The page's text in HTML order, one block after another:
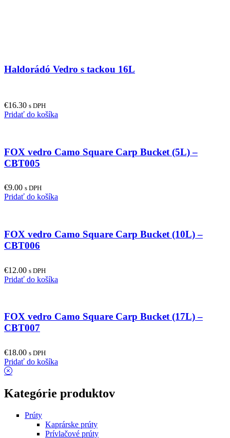
Haldorádó Vedro s tackou 16L
€16.30 s DPH
Pridať do košíka
FOX vedro Camo Square Carp Bucket (5L) –
CBT005
€9.00 s DPH
Pridať do košíka
FOX vedro Camo Square Carp Bucket (10L) –
CBT006
€12.00 s DPH
Pridať do košíka
FOX vedro Camo Square Carp Bucket (17L) –
CBT007
€18.00 s DPH
Pridať do košíka
Kategórie produktov
Prúty
Kaprárske prúty
Prívlačové prúty